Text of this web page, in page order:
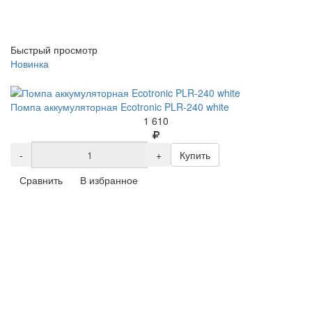
Быстрый просмотр
Новинка
Помпа аккумуляторная Ecotronic PLR-240 white
1 610
- +
Купить
Сравнить
В избранное